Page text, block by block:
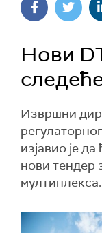
Нови
Извршни
изјавио је
нови тендер
мултиплекса.